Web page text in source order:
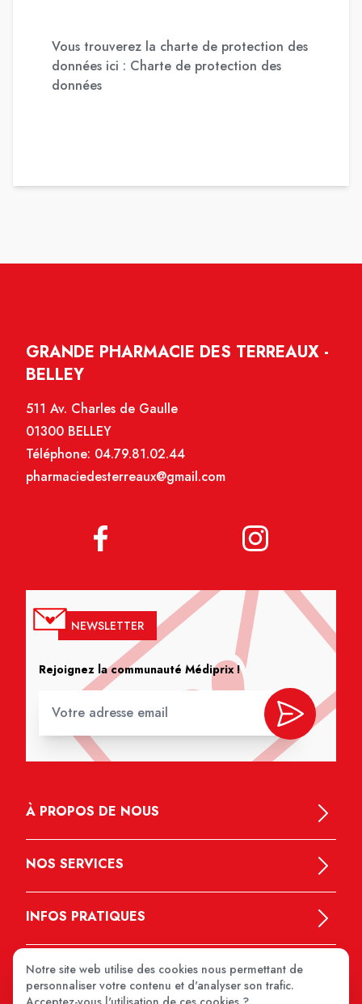
Vous trouverez la charte de protection des
données ici : Charte de protection des
données
GRANDE PHARMACIE DES TERREAUX -
BELLEY
511 Av. Charles de Gaulle
01300 BELLEY
Téléphone: 04.79.81.02.44
pharmaciedesterreaux@gmail.com
NEWSLETTER
Rejoignez la communauté Médiprix !
À PROPOS DE NOUS
NOS SERVICES
INFOS PRATIQUES
Notre site web utilise des cookies nous permettant de
personnaliser votre contenu et d'analyser son trafic.